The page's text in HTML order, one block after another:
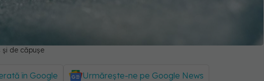
de căpușe
în Google Urmărește-ne pe Google News